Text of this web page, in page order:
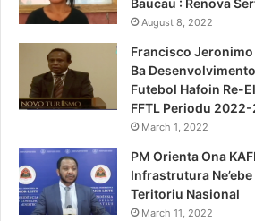
August 8, 2022
Francisco
Ba
Futebol Hafoin Re-
FFTL Periodu
March 1, 2022
PM Orienta Ona
Infrastrutura
Teritoriu Nasional
March 11, 2022